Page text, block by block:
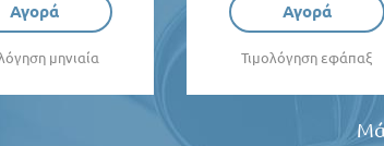
Αγορά
μηνιαία
Αγορά
Τιμολόγηση εφάπαξ